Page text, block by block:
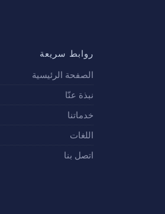
روابط سريعة
الصفحة الرئيسية
نبذة عنّا
خدماتنا
اللغات
اتصل بنا